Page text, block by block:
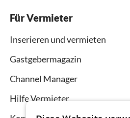
Für Vermieter
Inserieren und vermieten
Gastgebermagazin
Channel Manager
Hilfe Vermieter